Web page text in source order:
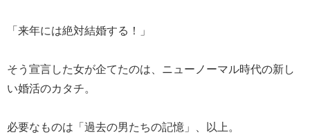
「来年には絶対結婚する！」
そう宣言した女が企てたのは、ニューノーマル時代の新し
い婚活のカタチ。
必要なものは「過去の男たちの記憶」、以上。